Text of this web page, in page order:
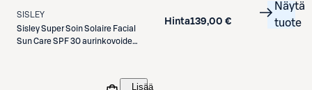
SISLEY
SisleySuper Soin Solaire Facial
Sun Care SPF 30 aurinkovoide
Lisää
Hinta139,00 €
Näytä
tuote